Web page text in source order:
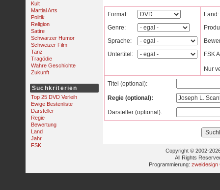
Kult
Martial Arts
Politik
Religion
Satire
Schwarzer Humor
Schweizer Film
Tanz
Tragödie
Wahre Geschichte
Zukunft
Suchkriterien
Top 25 DVD Verleih
Ewige Bestenliste
Darsteller
Regie
Bewertung
Land
Jahr
FSK
Format:
Genre:
Sprache:
Untertitel:
Land:
FSK
Nur
Titel (optional):
Regie (optional):
Darsteller (optional):
Copyright © 2002-
All Rights
Programmierung: zweidesign